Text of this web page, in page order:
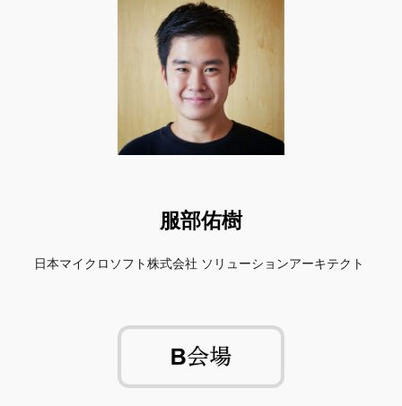
服部佑樹
日本マイクロソフト株式会社 ソリューションアーキテクト